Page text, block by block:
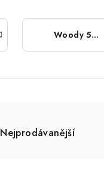
Woody 5 mm - 100 metrů
Nejprodávanější